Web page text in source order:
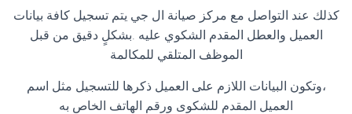
كذلك عند التواصل مع مركز صيانة ال جي يتم تسجيل كافة بيانات
العميل والعطل المقدم الشكوي عليه .بشكلٍ دقيق من قبل
الموظف المتلقي للمكالمة
،وتكون البيانات اللازم على العميل ذكرها للتسجيل مثل اسم
العميل المقدم للشكوى ورقم الهاتف الخاص به